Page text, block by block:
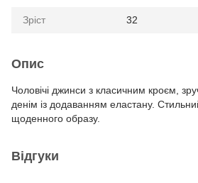
Зріст 32
Опис
Чоловічі джинси з класичним кроєм,
денім із додаванням еластану.
щоденного образу.
Відгуки